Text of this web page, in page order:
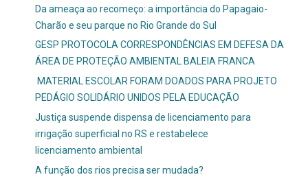
Da ameaça ao recomeço: a importância do Papagaio-
Charão e seu parque no Rio Grande do Sul
GESP PROTOCOLA CORRESPONDÊNCIAS EM DEFESA DA
ÁREA DE PROTEÇÃO AMBIENTAL BALEIA FRANCA
MATERIAL ESCOLAR FORAM DOADOS PARA PROJETO
PEDÁGIO SOLIDÁRIO UNIDOS PELA EDUCAÇÃO
Justiça suspende dispensa de licenciamento para
irrigação superficial no RS e restabelece
licenciamento ambiental
A função dos rios precisa ser mudada?